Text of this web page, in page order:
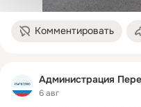
Комментировать
6 авг